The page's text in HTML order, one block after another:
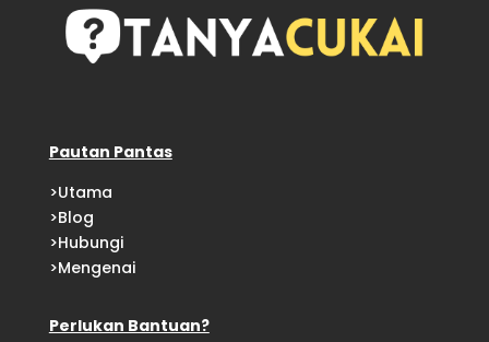
Pautan Pantas
>Utama
>Blog
>Hubungi
>Mengenai
Perlukan Bantuan?